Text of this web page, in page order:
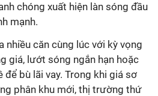
chóng xuất hiện làn sóng đầu
mạnh.
nhiều căn cùng lúc với kỳ vọng
giá, lướt sóng ngắn hạn hoặc
bù lãi vay. Trong khi giá sơ
phân khu mới, thị trường thứ